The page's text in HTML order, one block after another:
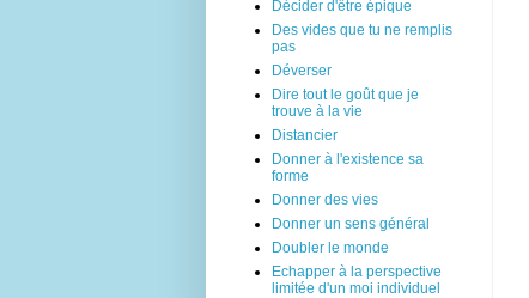
Décider d'être épique
Des vides que tu ne remplis
pas
Déverser
Dire tout le goût que je
trouve à la vie
Distancier
Donner à l'existence sa
forme
Donner des vies
Donner un sens général
Doubler le monde
Echapper à la perspective
limitée d'un moi individuel